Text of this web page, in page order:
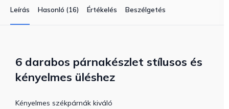
Leírás Hasonló (16) Értékelés Beszélgetés
6 darabos párnakészlet stílusos és
kényelmes üléshez
Kényelmes székpárnák kiváló